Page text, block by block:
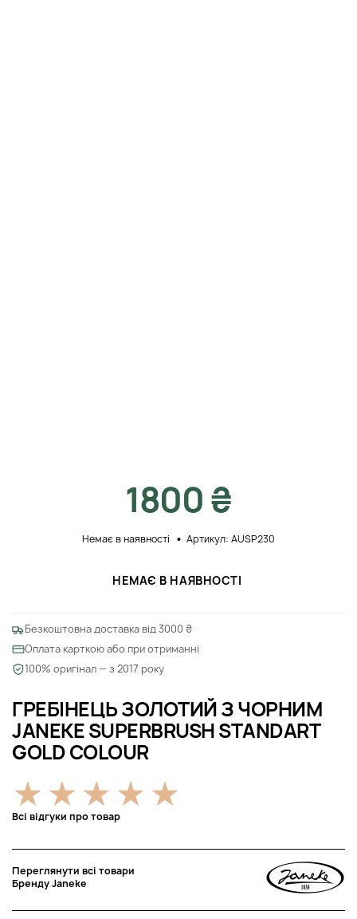
ГРЕБІНЕЦЬ ЗОЛОТИЙ З ЧОРНИМ
JANEKE SUPERBRUSH STANDART
GOLD COLOUR
Всі відгуки про товар
Переглянути всі товари
Бренду Janeke
1800 ₴
Немає в наявності Артикул: AUSP230
НЕМАЄ В НАЯВНОСТІ
Безкоштовна доставка від 3000 ₴
Оплата карткою або при отриманні
100% оригінал — з 2017 року